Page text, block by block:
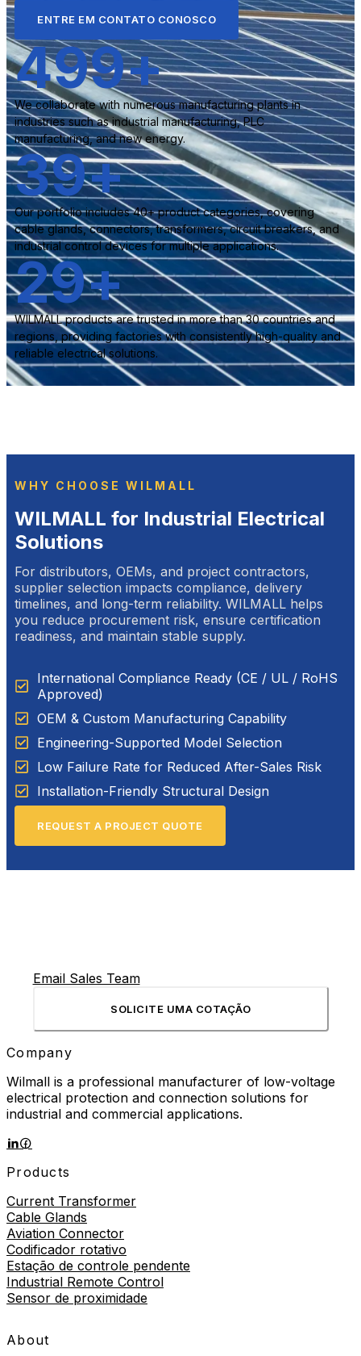
ENTRE EM CONTATO CONOSCO
We collaborate with numerous manufacturing plants in
industries such as industrial manufacturing, PLC
manufacturing, and new energy.
500+
Our portfolio includes 40+ product categories, covering
cable glands, connectors, transformers, circuit breakers, and
industrial control devices for multiple applications.
40+
WILMALL products are trusted in more than 30 countries and
regions, providing factories with consistently high-quality and
reliable electrical solutions.
30+
WHY CHOOSE WILMALL
WILMALL for Industrial Electrical
Solutions
For distributors, OEMs, and project contractors,
supplier selection impacts compliance, delivery
timelines, and long-term reliability. WILMALL helps
you reduce procurement risk, ensure certification
readiness, and maintain stable supply.
International Compliance Ready (CE / UL / RoHS
Approved)
OEM & Custom Manufacturing Capability
Engineering-Supported Model Selection
Low Failure Rate for Reduced After-Sales Risk
Installation-Friendly Structural Design
REQUEST A PROJECT QUOTE
Email Sales Team
SOLICITE UMA COTAÇÃO
Company
Wilmall is a professional manufacturer of low-voltage
electrical protection and connection solutions for
industrial and commercial applications.
Products
Current Transformer
Cable Glands
Aviation Connector
Codificador rotativo
Estação de controle pendente
Industrial Remote Control
Sensor de proximidade
About